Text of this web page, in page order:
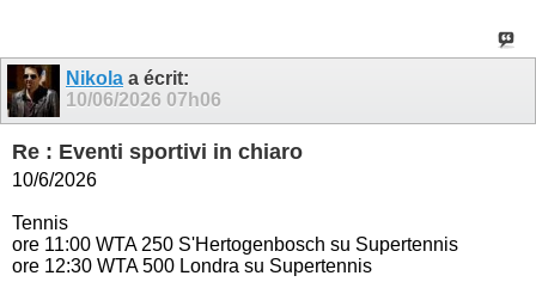
Nikola a écrit:
10/06/2026 07h06
Re : Eventi sportivi in chiaro
10/6/2026
Tennis
ore 11:00 WTA 250 S'Hertogenbosch su Supertennis
ore 12:30 WTA 500 Londra su Supertennis